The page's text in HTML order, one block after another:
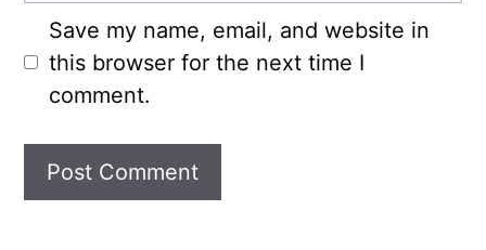
Save my name, email, and website in
this browser for the next time I
comment.